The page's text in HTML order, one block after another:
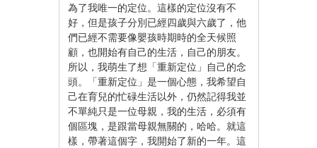
為了我唯一的定位。這樣的定位沒有不
好，但是孩子分別已經四歲與六歲了，他
們已經不需要像嬰孩時期時的全天候照
顧，也開始有自己的生活，自己的朋友。
所以，我萌生了想「重新定位」自己的念
頭。「重新定位」是一個心態，我希望自
己在育兒的忙碌生活以外，仍然記得我並
不單純只是一位母親，我的生活，必須有
個區塊，是跟當母親無關的，哈哈。就這
樣，帶著這個字，我開始了新的一年。這